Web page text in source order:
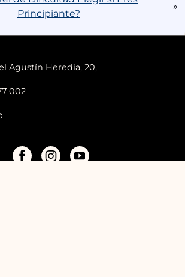
Principiante?
»
Agustín Heredia, 20,
002